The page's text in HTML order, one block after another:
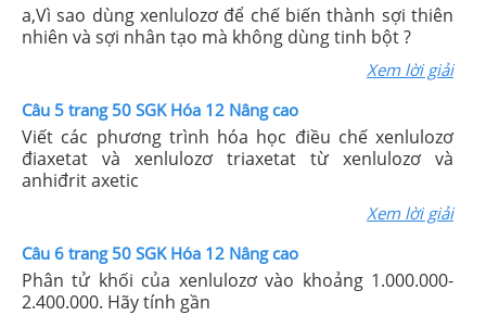
a,Vì sao dùng xenlulozơ để chế biến thành sợi thiên
nhiên và sợi nhân tạo mà không dùng tinh bột ?
Xem lời giải
Câu 5 trang 50 SGK Hóa 12 Nâng cao
Viết các phương trình hóa học điều chế xenlulozơ
điaxetat và xenlulozơ triaxetat từ xenlulozơ và
anhiđrit axetic
Xem lời giải
Câu 6 trang 50 SGK Hóa 12 Nâng cao
Phân tử khối của xenlulozơ vào khoảng 1.000.000-
2.400.000. Hãy tính gần